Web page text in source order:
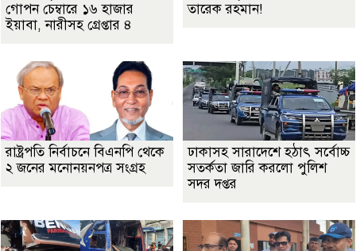
গোপন চেম্বারে ১৬ হাজার
ইয়াবা, নারীসহ গ্রেপ্তার ৪
তারেক রহমান!
রাষ্ট্রপতি নির্বাচনে বিএনপি থেকে
২ জনের মনোনয়নপত্র সংগ্রহ
ঢাকাসহ সারাদেশে হঠাৎ সর্বোচ্চ
সতর্কতা জা‌রি করলো পুলিশ
সদর দপ্তর